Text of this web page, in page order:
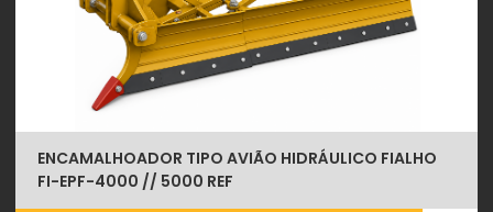
ENCAMALHOADOR TIPO AVIÃO HIDRÁULICO FIALHO
FI-EPF-4000 // 5000 REF